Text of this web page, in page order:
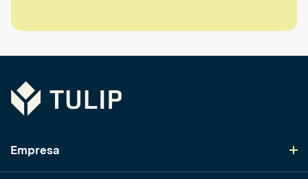
Tulip
Empresa